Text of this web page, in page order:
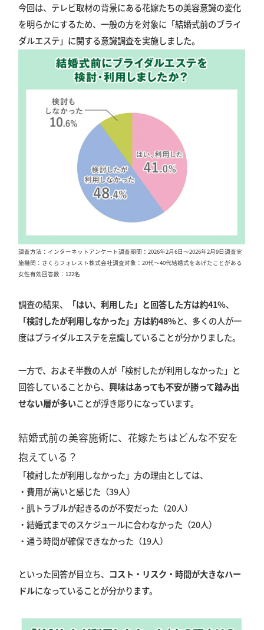
今回は、テレビ取材の背景にある花嫁たちの美容意識の変化
を明らかにするため、一般の方を対象に「結婚式前のブライ
ダルエステ」に関する意識調査を実施しました。
調査方法：インターネットアンケート調査期間：2026年2月6日〜2026年2月9日調査実
施機関：さくらフォレスト株式会社調査対象：20代〜40代結婚式をあげたことがある
女性有効回答数：122名
調査の結果、 「はい、利用した」と回答した方は約41%、
「検討したが利用しなかった」方は約48%と、多くの人が一
度はブライダルエステを意識していることが分かりました。
一方で、およそ半数の人が「検討したが利用しなかった」と
回答していることから、興味はあっても不安が勝って踏み出
せない層が多いことが浮き彫りになっています。
結婚式前の美容施術に、花嫁たちはどんな不安を
抱えている？
「検討したが利用しなかった」方の理由としては、
・費用が高いと感じた（39人）
・肌トラブルが起きるのが不安だった（20人）
・結婚式までのスケジュールに合わなかった（20人）
・通う時間が確保できなかった（19人）
といった回答が目立ち、 コスト・リスク・時間が大きなハー
ドルになっていることが分かります。